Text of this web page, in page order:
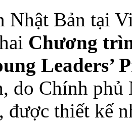
Nhật Bản tại
Chương
Leaders’
do Chính
thiết kế